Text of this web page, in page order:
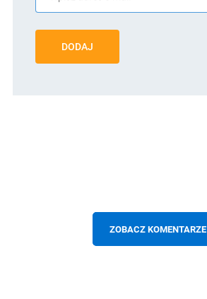
DODAJ
ZOBACZ KOMENTARZE